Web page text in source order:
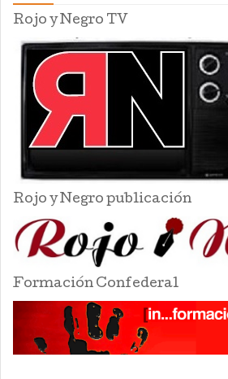
Rojo y Negro TV
Rojo y Negro publicación
Formación Confederal